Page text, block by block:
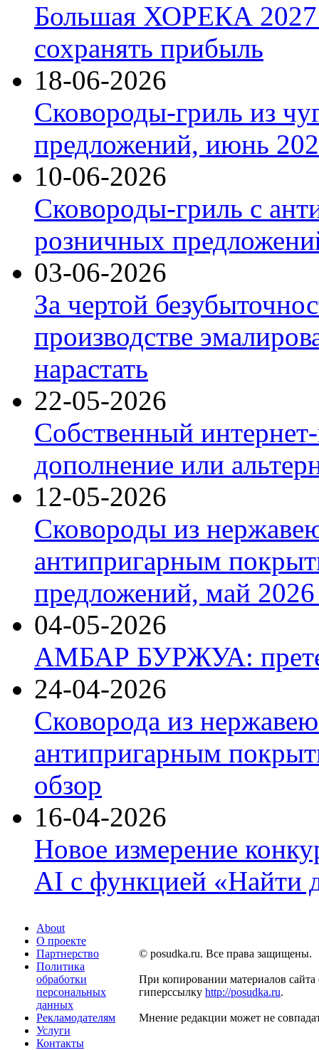
Большая ХОРЕКА 2027:
сохранять прибыль
18-06-2026
Сковороды-гриль из
предложений, июнь
10-06-2026
Сковороды-гриль с
розничных
03-06-2026
За чертой
производстве
нарастать
22-05-2026
Собственный
дополнение или
12-05-2026
Сковороды из
антипригарным
предложений, май 2026
04-05-2026
АМБАР БУРЖУА:
24-04-2026
Сковорода из
антипригарным
обзор
16-04-2026
Новое измерение
AI с функцией «Найти
About
О проекте
Партнерство
Политика
обработки
персональных
данных
Рекламодателям
Услуги
Контакты
© posudka.ru. Все права защищены.
При копировании материалов сайта
гиперссылку http://posudka.ru.
Мнение редакции может не